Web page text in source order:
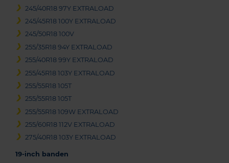
245/40R18 97Y EXTRALOAD
245/45R18 100Y EXTRALOAD
245/50R18 100V
255/35R18 94Y EXTRALOAD
255/40R18 99Y EXTRALOAD
255/45R18 103Y EXTRALOAD
255/55R18 105T
255/55R18 105T
255/55R18 109W EXTRALOAD
255/60R18 112V EXTRALOAD
275/40R18 103Y EXTRALOAD
19-inch banden